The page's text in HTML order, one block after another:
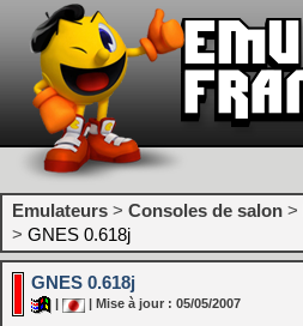
Emulateurs > Consoles de salon >
> GNES 0.618j
GNES 0.618j
| Mise à jour : 05/05/2007